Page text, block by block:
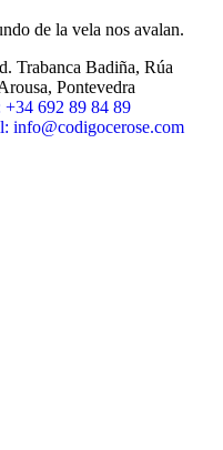
de la vela nos avalan.
Trabanca Badiña, Rúa
Pontevedra
+34 692 89 84 89
info@codigocerose.com